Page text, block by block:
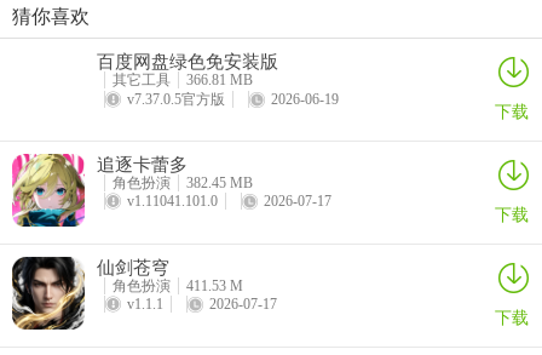
尤尤酱 (潮歌 - 追击/禁疗)： 开服活动获取。 核心功能卡，追击补充
伤害，禁疗克制回复。
酷跑西游手游
巴雄天下
详情
指尖无双手游
数码宝贝up手游
猜你喜欢
百度网盘绿色免安装版
其它工具
366.81 MB
v7.37.0.5官方版
2026-06-19 下载
追逐卡蕾多
角色扮演
382.45 MB
v1.11041.101.0
2026-07-17 下载
仙剑苍穹
角色扮演
411.53 M
v1.1.1
2026-07-17 下载